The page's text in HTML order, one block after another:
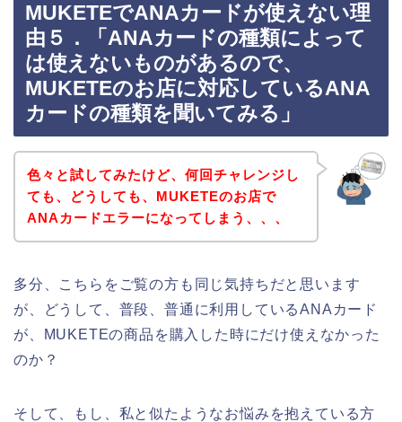
MUKETEでANAカードが使えない理
由５．「ANAカードの種類によって
は使えないものがあるので、
MUKETEのお店に対応しているANA
カードの種類を聞いてみる」
色々と試してみたけど、何回チャレンジし
ても、どうしても、MUKETEのお店で
ANAカードエラーになってしまう、、、
多分、こちらをご覧の方も同じ気持ちだと思います
が、どうして、普段、普通に利用しているANAカード
が、MUKETEの商品を購入した時にだけ使えなかった
のか？
そして、もし、私と似たようなお悩みを抱えている方